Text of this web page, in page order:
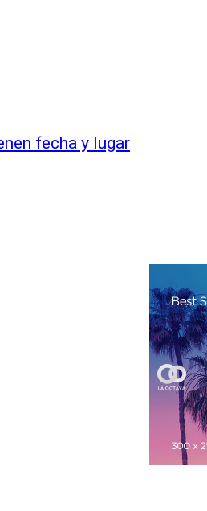
fecha y lugar